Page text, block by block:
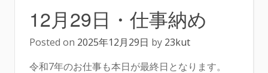
12月29日・仕事納め
Posted on 2025年12月29日 by 23kut
令和7年のお仕事も本日が最終日となります。